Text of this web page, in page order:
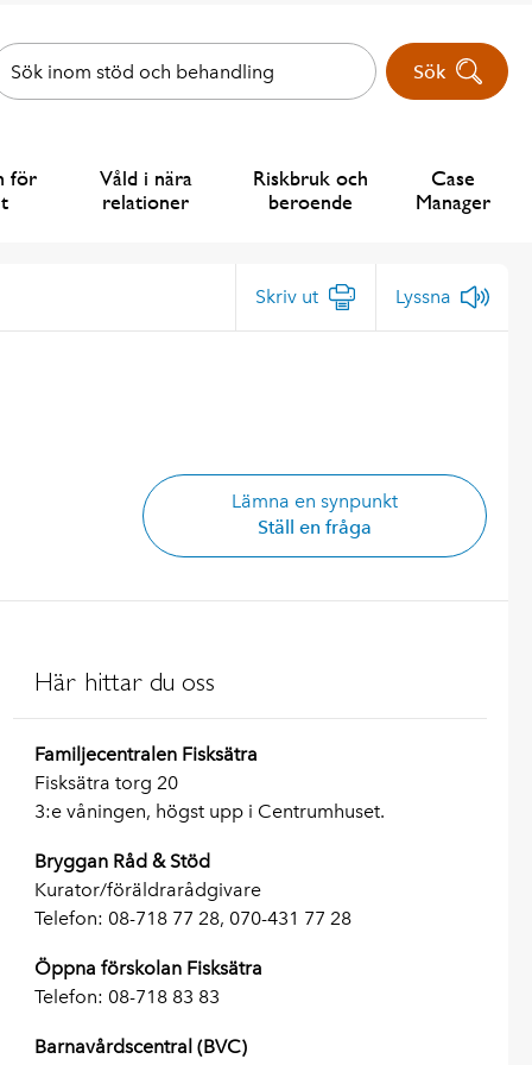
Sök
för
Våld i nära
relationer
Riskbruk och
beroende
Case
Manager
Skriv ut Lyssna
Lämna en synpunkt
Ställ en fråga
Här hittar du oss
Familjecentralen Fisksätra
Fisksätra torg 20
3:e våningen, högst upp i Centrumhuset.
Bryggan Råd & Stöd
Kurator/föräldrarådgivare
Telefon: 08-718 77 28, 070-431 77 28
Öppna förskolan Fisksätra
Telefon: 08-718 83 83
Barnavårdscentral (BVC)